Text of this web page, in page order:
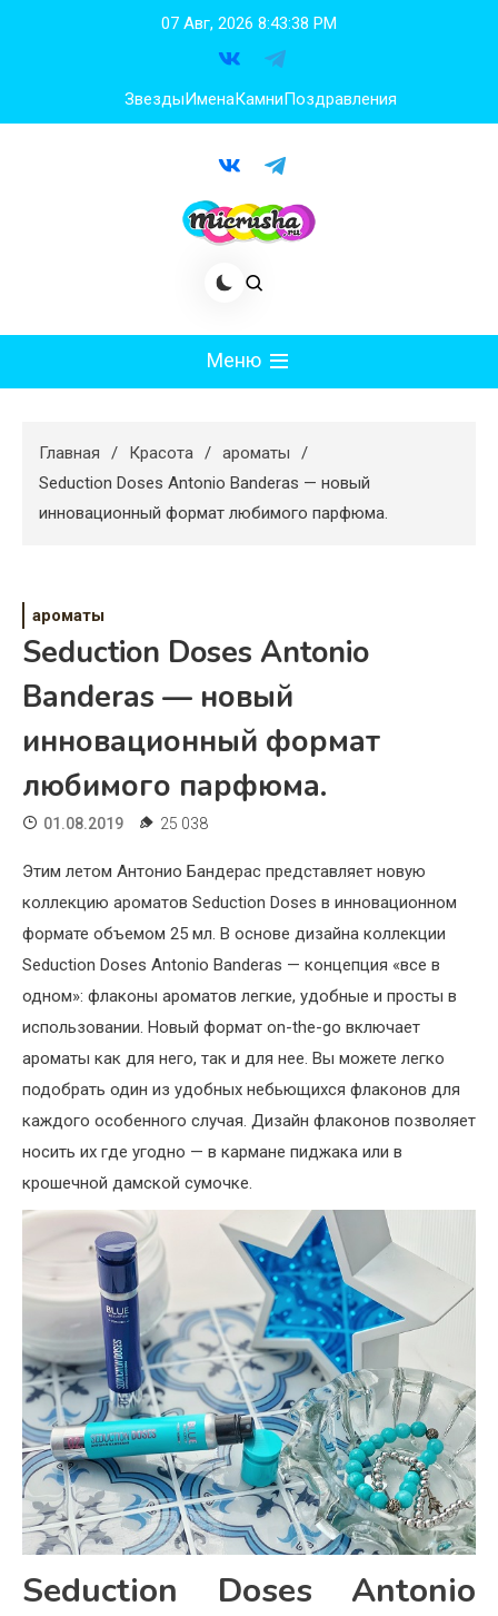
07 Авг, 2026 8:43:39 PM
ЗвездыИменаКамниПоздравления
Меню
Худеем
Психология
Дом
Жизнь
Хобби
Красота
Главная Красота
ароматы
Seduction Doses Antonio Banderas — новый
инновационный формат любимого парфюма.
ароматы
Seduction Doses Antonio
Banderas — новый
инновационный формат
любимого парфюма.
01.08.2019 25 038
Этим летом Антонио Бандерас представляет новую
коллекцию ароматов Seduction Doses в инновационном
формате объемом 25 мл. В основе дизайна коллекции
Seduction Doses Antonio Banderas — концепция «все в
одном»: флаконы ароматов легкие, удобные и просты в
использовании. Новый формат on-the-go включает
ароматы как для него, так и для нее. Вы можете легко
подобрать один из удобных небьющихся флаконов для
каждого особенного случая. Дизайн флаконов позволяет
носить их где угодно — в кармане пиджака или в
крошечной дамской сумочке.
Seduction Doses Antonio